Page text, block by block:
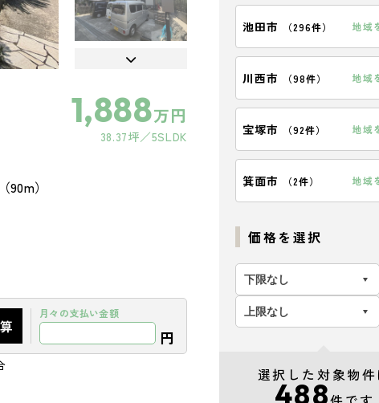
1,888万円
38.37坪 5SLDK
）
月々の支払い金額
円
池田市 （296件） 地域
川西市 （98件） 地域
宝塚市 （92件） 地域
箕面市 （2件） 地域
価格を選択
選択した対象物件
488